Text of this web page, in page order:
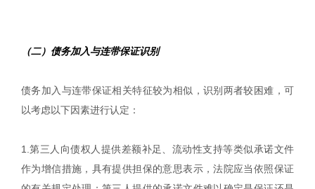
（二）债务加入与连带保证识别
债务加入与连带保证相关特征较为相似，识别两者较困难，可
以考虑以下因素进行认定：
1.第三人向债权人提供差额补足、流动性支持等类似承诺文件
作为增信措施，具有提供担保的意思表示，法院应当依照保证